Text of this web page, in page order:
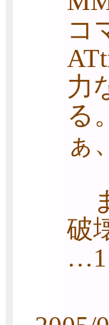
コ
力
る
ぁ
破
…1